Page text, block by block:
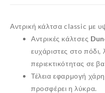
Αντρική κάλτσα classic με
Αντρικές κάλτσες
ευχάριστες στο
περιεκτικότητας σε
Τέλεια εφαρμογή
προσφέρει ηλύκρα.